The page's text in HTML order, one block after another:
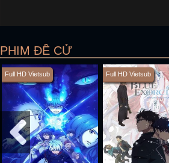
PHIM ĐỀ CỬ
Full HD Vietsub Full HD Vietsub